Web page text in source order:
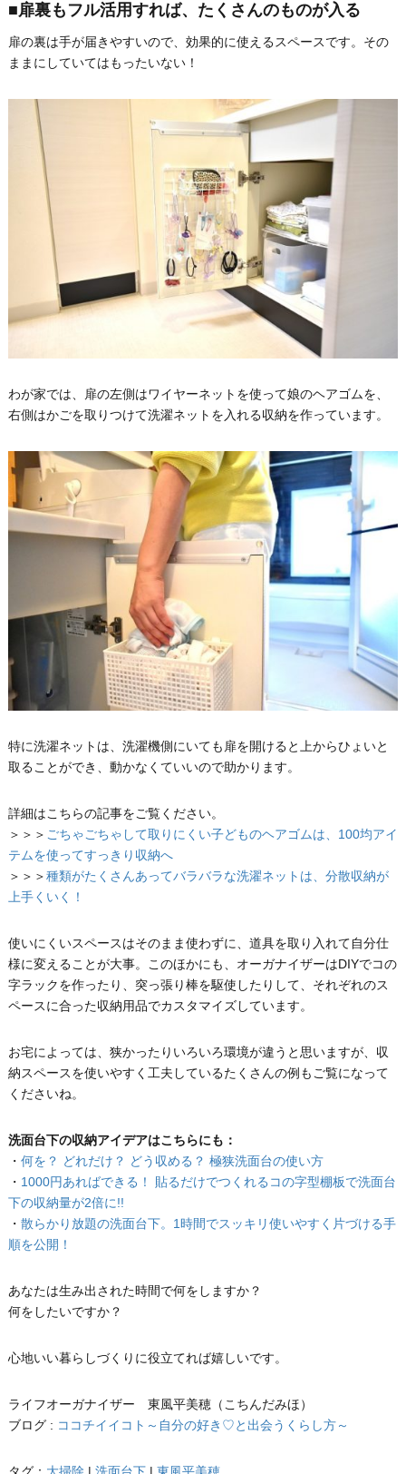
■扉裏もフル活用すれば、たくさんのものが入る
扉の裏は手が届きやすいので、効果的に使えるスペースです。その
ままにしていてはもったいない！
わが家では、扉の左側はワイヤーネットを使って娘のヘアゴムを、
右側はかごを取りつけて洗濯ネットを入れる収納を作っています。
特に洗濯ネットは、洗濯機側にいても扉を開けると上からひょいと
取ることができ、動かなくていいので助かります。
詳細はこちらの記事をご覧ください。
＞＞＞ ごちゃごちゃして取りにくい子どものヘアゴムは、100均アイ
テムを使ってすっきり収納へ
＞＞＞種類がたくさんあってバラバラな洗濯ネットは、分散収納が
上手くいく！
使いにくいスペースはそのまま使わずに、道具を取り入れて自分仕
様に変えることが大事。このほかにも、オーガナイザーはDIYでコの
字ラックを作ったり、突っ張り棒を駆使したりして、それぞれのス
ペースに合った収納用品でカスタマイズしています。
お宅によっては、狭かったりいろいろ環境が違うと思いますが、収
納スペースを使いやすく工夫しているたくさんの例もご覧になって
くださいね。
洗面台下の収納アイデアはこちらにも：
・ 何を？ どれだけ？ どう収める？ 極狭洗面台の使い方
・ 1000円あればできる！ 貼るだけでつくれるコの字型棚板で洗面台
下の収納量が2倍に!!
・ 散らかり放題の洗面台下。1時間でスッキリ使いやすく片づける手
順を公開！
あなたは生み出された時間で何をしますか？
何をしたいですか？
心地いい暮らしづくりに役立てれば嬉しいです。
ライフオーガナイザー 東風平美穂（こちんだみほ）
ブログ : ココチイイコト～自分の好き♡と出会うくらし方～